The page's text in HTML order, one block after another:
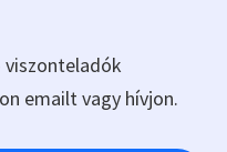
viszonteladók
emailt vagy hívjon.